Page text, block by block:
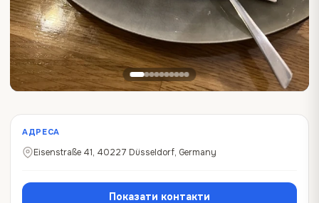
АДРЕСА
Eisenstraße 41, 40227 Düsseldorf, Germany
Показати контакти